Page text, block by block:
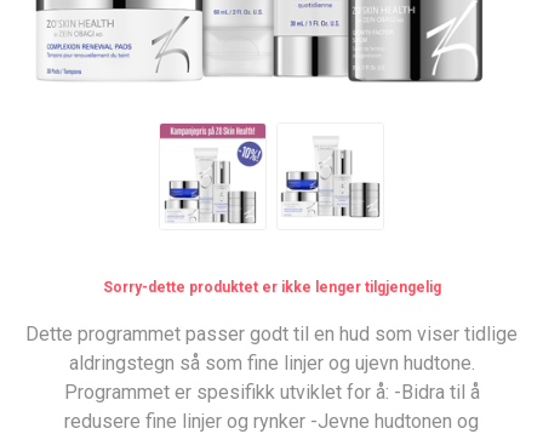
Sorry-dette produktet er ikke lenger tilgjengelig
Dette programmet passer godt til en hud som viser tidlige
aldringstegn så som fine linjer og ujevn hudtone.
Programmet er spesifikk utviklet for å: -Bidra til å
redusere fine linjer og rynker -Jevne hudtonen og